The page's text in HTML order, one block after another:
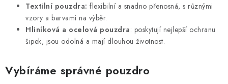
k
y
Textilní pouzdra: flexibilní a snadno přenosná, s různými
vzory a barvami na výběr.
Hliníková a ocelová pouzdra: poskytují nejlepší ochranu
šipek, jsou odolná a mají dlouhou životnost.
Vybíráme správné pouzdro